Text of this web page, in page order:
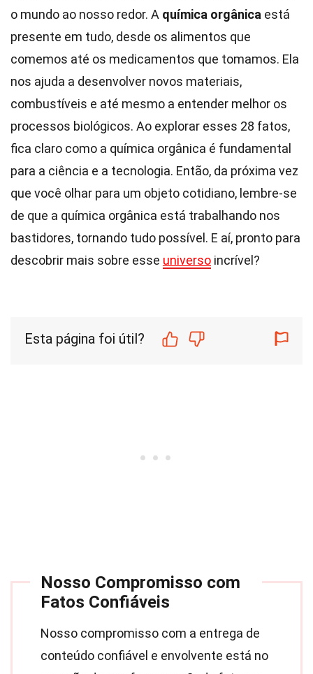
o mundo ao nosso redor. A química orgânica está
presente em tudo, desde os alimentos que
comemos até os medicamentos que tomamos. Ela
nos ajuda a desenvolver novos materiais,
combustíveis e até mesmo a entender melhor os
processos biológicos. Ao explorar esses 28 fatos,
fica claro como a química orgânica é fundamental
para a ciência e a tecnologia. Então, da próxima vez
que você olhar para um objeto cotidiano, lembre-se
de que a química orgânica está trabalhando nos
bastidores, tornando tudo possível. E aí, pronto para
descobrir mais sobre esse universo incrível?
Esta página foi útil?
Nosso Compromisso com
Fatos Confiáveis
Nosso compromisso com a entrega de
conteúdo confiável e envolvente está no